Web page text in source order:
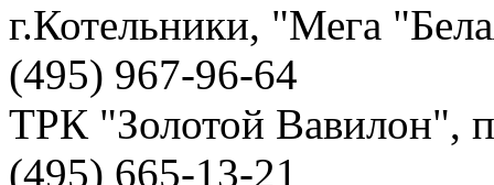
г.Котельники, "Мега
(495) 967-96-64
ТРК "Золотой Вавилон",
(495) 665-13-21